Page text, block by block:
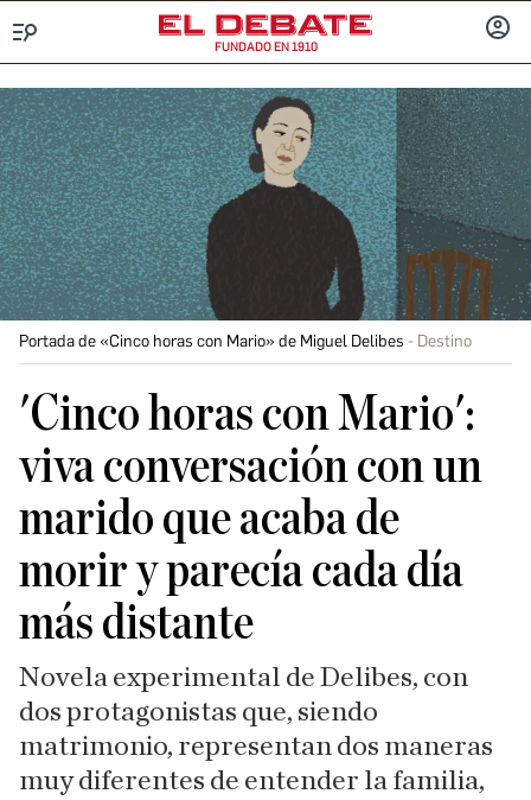
FUNDADO EN 1910
Portada de «Cinco horas con Mario» de Miguel Delibes Destino
'Cinco horas con Mario':
viva conversación con un
marido que acaba de
morir y parecía cada día
más distante
Novela experimental de Delibes, con
dos protagonistas que, siendo
matrimonio, representan dos maneras
muy diferentes de entender la familia,